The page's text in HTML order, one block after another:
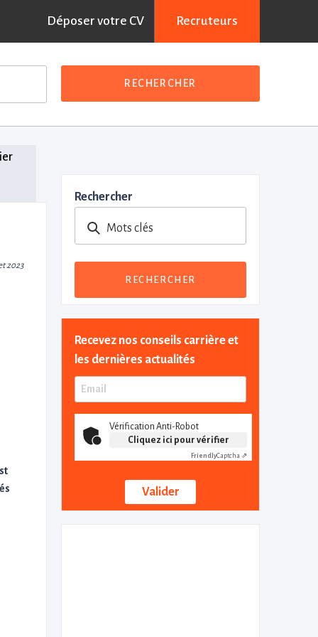
Déposer votre CV Recruteurs
RECHERCHER
2023
Rechercher
Mots clés
RECHERCHER
Recevez nos conseils carrière et
les dernières actualités
Vérification Anti-Robot
Cliquez ici pour vérifier
FriendlyCaptcha ⇗